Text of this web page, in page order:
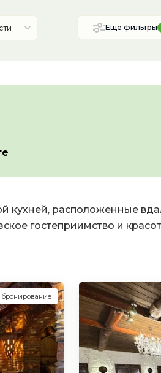
Еще фильтры
расположенные
гостеприимство и
бронирование